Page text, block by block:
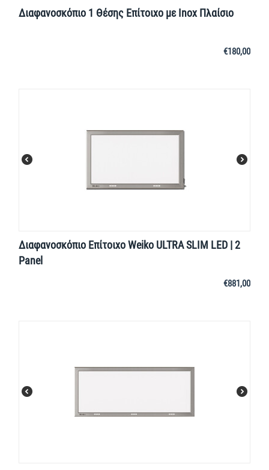
Διαφανοσκόπιο 1 Θέσης Επίτοιχο με Inox Πλαίσιο
€180,00
Διαφανοσκόπιο Επίτοιχο Weiko ULTRA SLIM LED | 2
Panel
€881,00